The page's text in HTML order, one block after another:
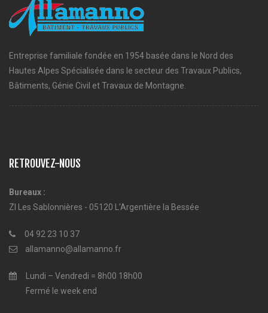
Entreprise familiale fondée en 1954 basée dans le Nord des
Hautes Alpes Spécialisée dans le secteur des Travaux Publics,
Bâtiments, Génie Civil et Travaux de Montagne.
RETROUVEZ-NOUS
Bureaux :
ZI Les Sablonnières - 05120 L'Argentière la Bessée
04 92 23 10 37
allamanno@allamanno.fr
Lundi – Vendredi = 8h00 18h00
Fermé le week end